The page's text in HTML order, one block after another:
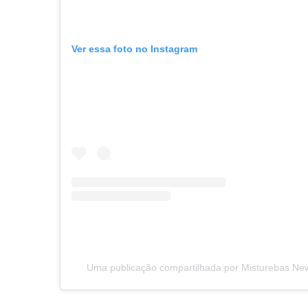
Ver essa foto no Instagram
Uma publicação compartilhada por Misturebas